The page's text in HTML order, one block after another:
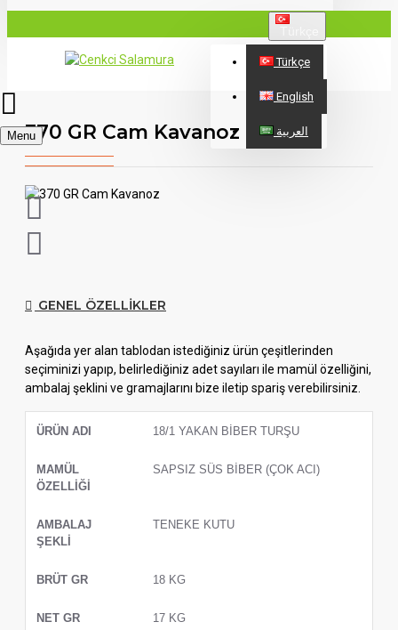
Türkçe
English
العربية Menu370 GR Cam Kavanoz
GENEL ÖZELLIKLER
Aşağıda yer alan tablodan istediğiniz ürün çeşitlerinden
seçiminizi yapıp, belirlediğiniz adet sayıları ile mamül özelliğini,
ambalaj şeklini ve gramajlarını bize iletip spariş verebilirsiniz.
ÜRÜN ADI MAMÜL ÖZELLİĞİ AMBALAJ ŞEKLİ
18/1 YAKAN BİBER TURŞU
SAPSIZ SÜS BİBER (ÇOK ACI)
TENEKE KUTU
18 KG
17 KG